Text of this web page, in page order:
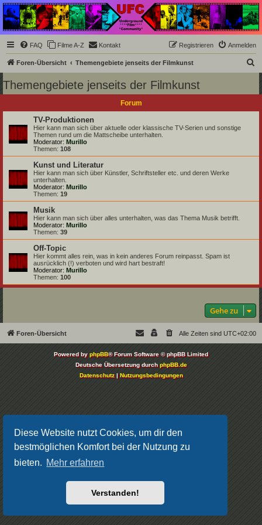
Diese Website nutzt Cookies, um dir den
bestmöglichen Komfort bei der Nutzung zu
bieten. Mehr erfahren
Verstanden!
Underground Film
Community
Die Underground Film Community ist ein deutschsprachiges Filmforum und ein Paradies
für Cineasten und Filmsüchtige jenseits des Mainstreams.
FAQ Filme A-Z Kontakt Anmelden
Registrieren
Foren-Übersicht Themengebiete jenseits der Filmkunst
Themengebiete jenseits der Filmkunst
Forum
TV-Produktionen
Hier kann man sich über aktuelle oder klassische TV-Serien und sonstige
Themen rund um die Mattscheibe unterhalten.
Moderator: Murillo
Themen: 108
Kunst und Literatur
Hier kann man sich über Künstler, Schriftsteller etc. und deren Werke
unterhalten.
Moderator: Murillo
Themen: 19
Musik
Hier kann man sich über alles unterhalten, was das Thema Musik betrifft.
Moderator: Murillo
Themen: 39
Off-Topic
Hier kommt alles rein, was in kein anderes Forum reinpasst. Spam ist
ausrücklich (!) verboten und wird hart bestraft!
Moderator: Murillo
Themen: 100
Gehe zu
Foren-Übersicht Alle Zeiten sind UTC+02:00
Powered byphpBB® Forum Software © phpBB Limited
Deutsche Übersetzung durchphpBB.de
Datenschutz|Nutzungsbedingungen